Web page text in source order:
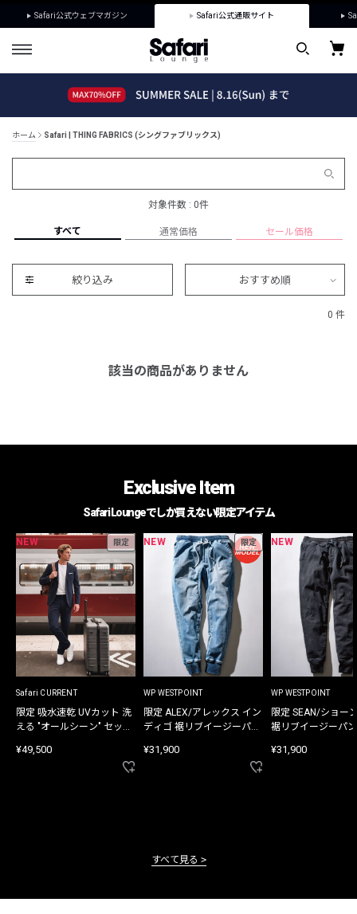
Safari公式ウェブマガジン Safari公式通販サイト
ホーム Safari | THING FABRICS (シングファブリックス)
対象件数 : 0件
すべて 通常価格 セール価格
絞り込み おすすめ順
0 件
該当の商品がありません
Exclusive Item
Safari Loungeでしか買えない限定アイテム
NEW 限定
Safari CURRENT
限定 吸水速乾 UVカット 洗
える "オールシーン" セット
¥49,500
NEW 限定
WP WESTPOINT
限定 ALEX/アレックス イン
ディゴ 裾リブイージーパン
¥31,900
NEW
WP WESTPOINT
限定 SEAN/ショー
裾リブイージーパ
¥31,900
すべて見る